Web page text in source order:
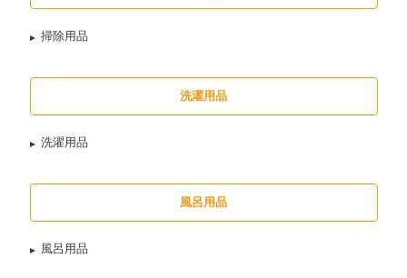
掃除用品
洗濯用品
洗濯用品
風呂用品
風呂用品